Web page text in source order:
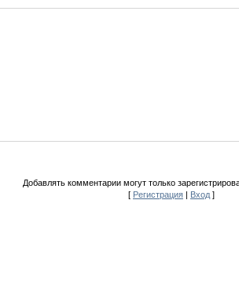
Добавлять комментарии могут только
[ Регистрация | Вход ]